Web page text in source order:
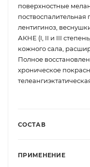
поверхностные
лентигиноз,
АКНЕ (I, II и III
кожного сала,
Полное
хроническое
СОСТАВ
ПРИМЕНЕНИЕ